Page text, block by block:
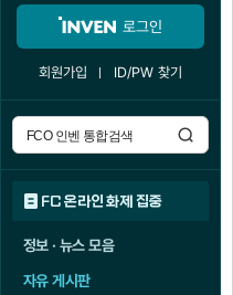
로그인
회원가입 ID/PW 찾기
FC 온라인 화제 집중
정보 · 뉴스 모음
자유 게시판